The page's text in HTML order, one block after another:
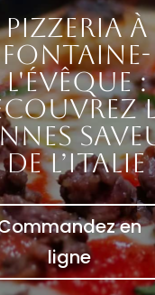
Pizzeria à
Fontaine-
l'Évêque :
de l’Italie
en
ligne